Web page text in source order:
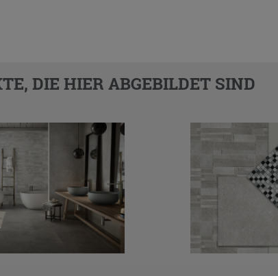
DIE HIER ABGEBILDET SIND